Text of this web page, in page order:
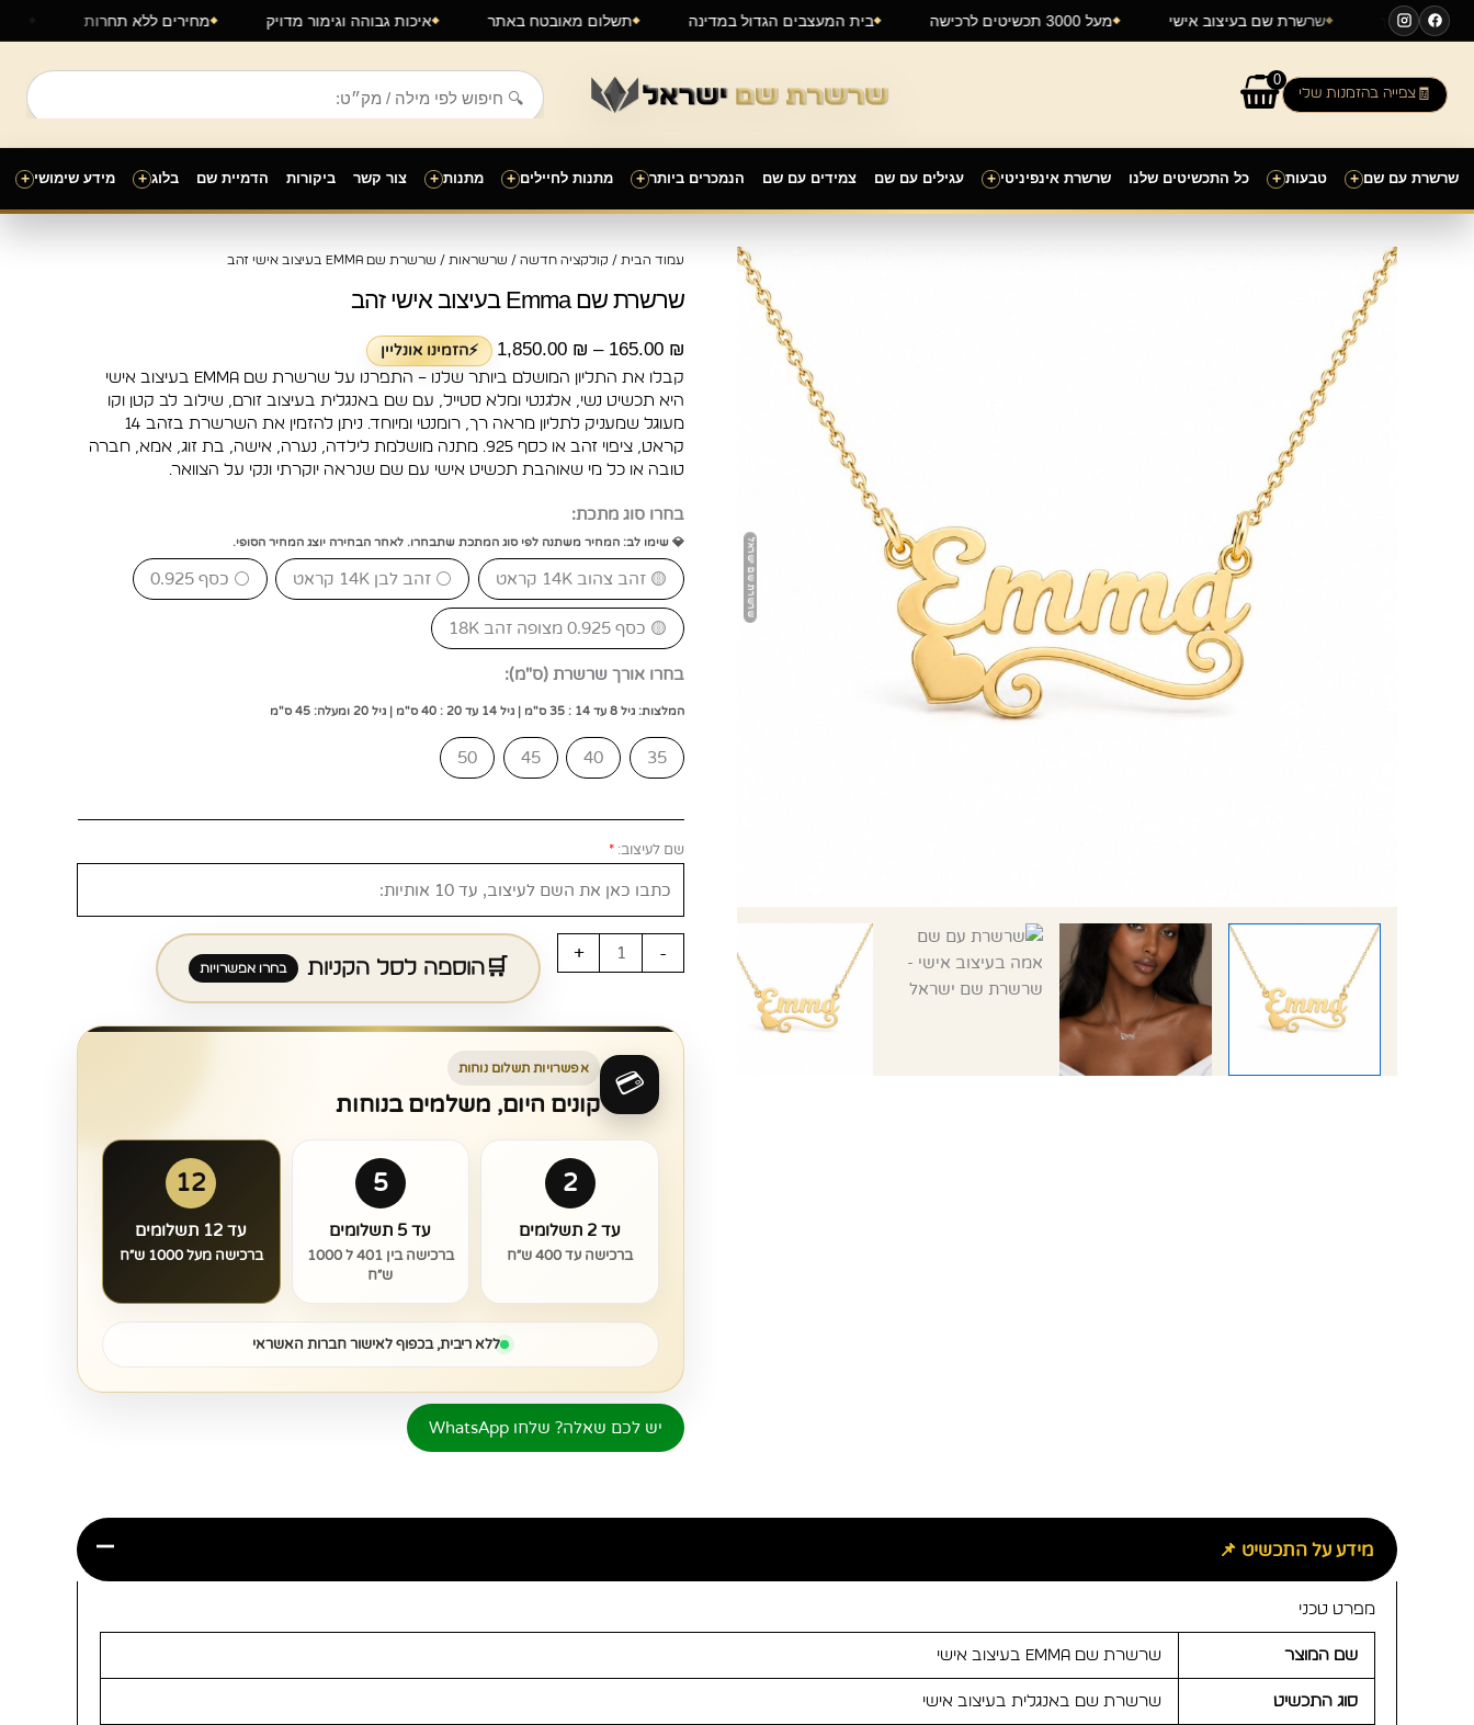
מחירים ללא תחרות איכות גבוהה וגימור מדויק תשלום מאובטח באתר בית המעצבים הגדול במדינה מעל 3000 תכשיטים לרכישה שרשרת שם בעיצוב אישי משלוחים לכל הארץ
צפייה בהזמנות שלי
0
שרשרת עם שם + טבעות + כל התכשיטים שלנו שרשרת אינפיניטי + עגילים עם שם צמידים עם שם הנמכרים ביותר + מתנות לחיילים + מתנות + צור קשר ביקורות הדמיית שם בלוג + מידע שימושי +
דילוג
לתוכן
עמוד הבית / קולקציה חדשה / שרשראות / שרשרת שם Emma בעיצוב אישי זהב
שרשרת שם Emma בעיצוב אישי זהב
165.00 ₪
–
1,850.00 ₪
טווח
⁦165.00 ₪⁩
עד
⚡הזמינו אונליין
קבלו את התליון המושלם ביותר שלנו – התפרנו על שרשרת שם Emma בעיצוב אישי
היא תכשיט נשי, אלגנטי ומלא סטייל, עם שם באנגלית בעיצוב זורם, שילוב לב קטן וקו
מעוגל שמעניק לתליון מראה רך, רומנטי ומיוחד. ניתן להזמין את השרשרת בזהב 14
קראט, ציפוי זהב או כסף 925. מתנה מושלמת לילדה, נערה, אישה, בת זוג, אמא, חברה
טובה או כל מי שאוהבת תכשיט אישי עם שם שנראה יוקרתי ונקי על הצוואר.
בחרו סוג מתכת:
💎 שימו לב: המחיר משתנה לפי סוג המתכת שתבחרו. לאחר הבחירה יוצג המחיר הסופי.
🟡 זהב צהוב 14K קראט ⚪ זהב לבן 14K קראט ⚪ כסף 0.925
🟡 כסף 0.925 מצופה זהב 18K
בחרו אורך שרשרת (ס"מ):
המלצות: גיל 8 עד 14 : 35 ס"מ | גיל 14 עד 20 : 40 ס"מ | גיל 20 ומעלה: 45 ס"מ
35
40
45
50
שם לעיצוב: *
-
כמות
של
שרשרת
+
הוספה לסל הקניות
💳 אפשרויות תשלום נוחות
קונים היום, משלמים בנוחות
2
עד 2 תשלומים
ברכישה עד 400 ש״ח
5
עד 5 תשלומים
ברכישה בין 401 ל 1000
ש״ח
12
עד 12 תשלומים
ברכישה מעל 1000 ש״ח
ללא ריבית, בכפוף לאישור חברות האשראי
יש לכם שאלה? שלחו WhatsApp
מידע על התכשיט 📌
מפרט טכני
שם המוצר שרשרת שם Emma בעיצוב אישי
סוג התכשיט שרשרת שם באנגלית בעיצוב אישי